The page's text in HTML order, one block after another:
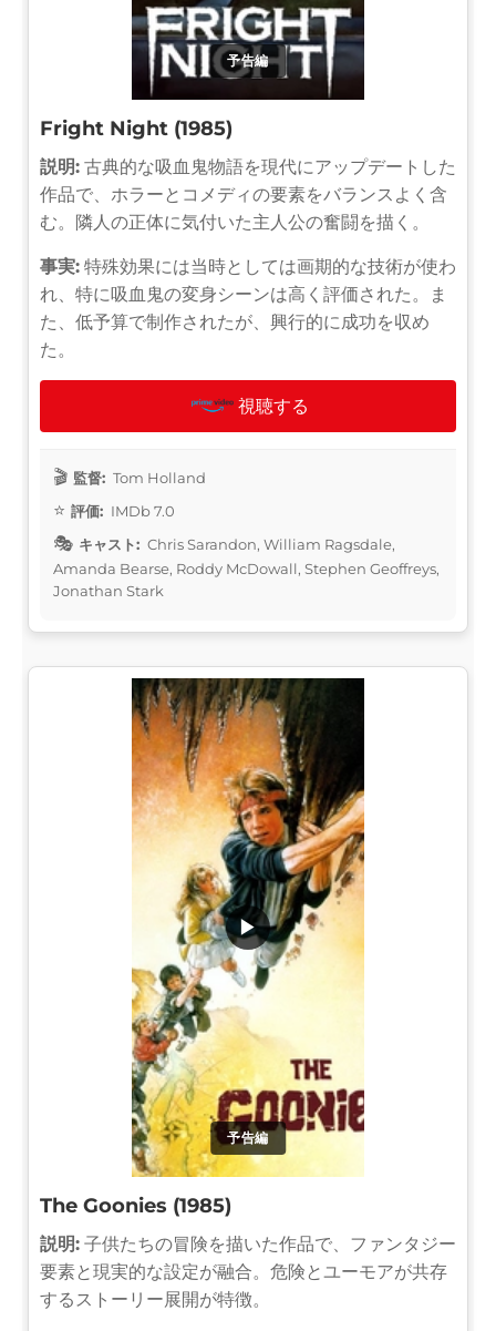
予告編
Fright Night (1985)
説明: 古典的な吸血鬼物語を現代にアップデートした
作品で、ホラーとコメディの要素をバランスよく含
む。隣人の正体に気付いた主人公の奮闘を描く。
事実: 特殊効果には当時としては画期的な技術が使わ
れ、特に吸血鬼の変身シーンは高く評価された。ま
た、低予算で制作されたが、興行的に成功を収め
た。
視聴する
監督: Tom Holland
評価: IMDb 7.0
キャスト: Chris Sarandon, William Ragsdale,
Amanda Bearse, Roddy McDowall, Stephen Geoffreys,
Jonathan Stark
予告編
▶
The Goonies (1985)
説明: 子供たちの冒険を描いた作品で、ファンタジー
要素と現実的な設定が融合。危険とユーモアが共存
するストーリー展開が特徴。